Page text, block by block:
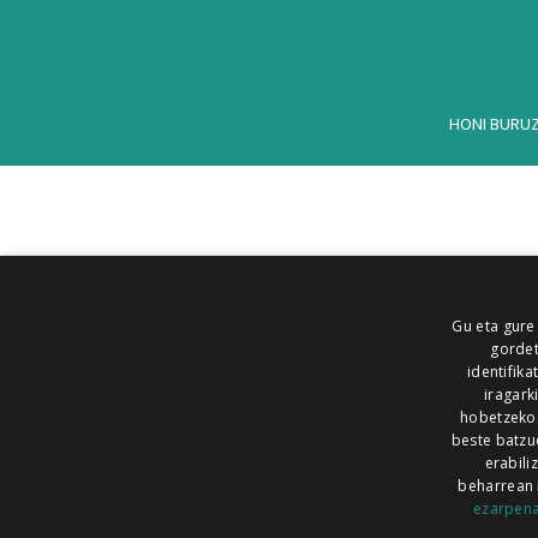
HONI BURUZ
ALEA
Gu eta
hobetzeko.
beste
beharrean